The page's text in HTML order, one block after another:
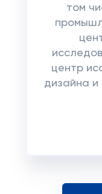
том
центр
дизайна и